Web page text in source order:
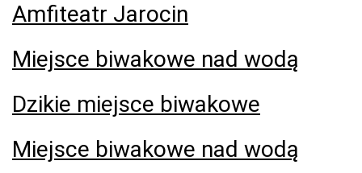
Amfiteatr Jarocin
Miejsce biwakowe nad wodą
Dzikie miejsce biwakowe
Miejsce biwakowe nad wodą